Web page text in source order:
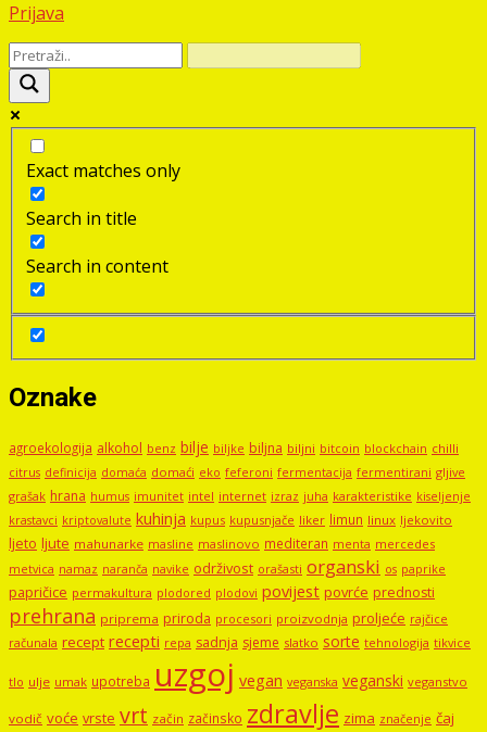
Prijava
Exact matches only
Search in title
Search in content
Oznake
agroekologija alkohol benz bilje biljke biljna biljni bitcoin blockchain chilli
citrus definicija domaća domaći eko feferoni fermentacija fermentirani gljive
grašak hrana humus imunitet intel internet izraz juha karakteristike kiseljenje
krastavci kriptovalute kuhinja kupus kupusnjače liker limun linux ljekovito
ljeto ljute mahunarke masline maslinovo mediteran menta mercedes
metvica namaz naranča navike održivost orašasti organski os paprike
papričice permakultura plodored plodovi povijest povrće prednosti
prehrana priprema priroda procesori proizvodnja proljeće rajčice
računala recept recepti repa sadnja sjeme slatko sorte tehnologija tikvice
tlo ulje umak upotreba uzgoj vegan veganska veganski veganstvo
vodič voće vrste vrt začin začinsko zdravlje zima značenje čaj